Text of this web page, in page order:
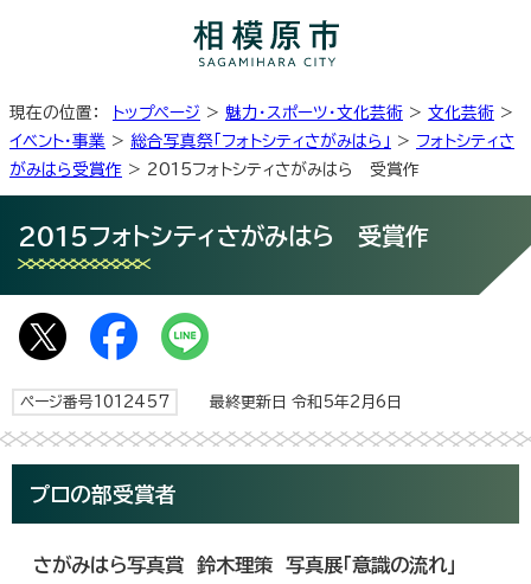
現在の位置： トップページ > 魅力・スポーツ・文化芸術 > 文化芸術 >
イベント・事業 > 総合写真祭「フォトシティさがみはら」 > フォトシティさ
がみはら受賞作 > 2015フォトシティさがみはら 受賞作
2015フォトシティさがみはら 受賞作
ページ番号1012457 最終更新日 令和5年2月6日
プロの部受賞者
さがみはら写真賞 鈴木理策 写真展「意識の流れ」